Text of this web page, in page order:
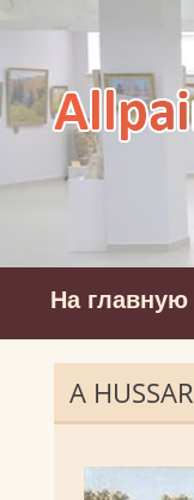
На главную
A